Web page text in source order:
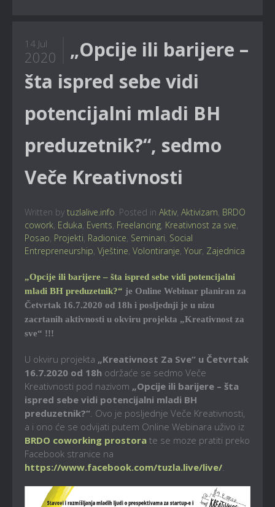
14 Jul
2020
„Opcije ili barijere –
šta ispred sebe vidi
potencijalni mladi BH
preduzetnik?“, sedmo
Veče Kreativnosti
Written by tuzlalive.info. Posted in Aktiv, Aktivizam, BRDO
cowork, Eduka, Events, Freelancing, Kreativnost za sve,
Posao, Projekti, Radionice, Seminari, Social
Entrepreneurship, Vještine, Volontiranje, Your, Zajednica
„Opcije ili barijere – šta ispred sebe vidi potencijalni
mladi BH preduzetnik?“ je Online Webinar planiran za
Četvrtak 16.7.2020 od 18h i posljednji je u nizu
zacrtanih aktivnosti u okviru projekta „Kreativnost za
sve“ !!!
U okviru projekta „Kreativnost Za Sve“ u Četvrtak
16.7.2020 od 18h održaće se sedmo Veče
Kreativnosti pod nazivom „Opcije ili barijere – šta
ispred sebe vidi potencijalni mladi BH
preduzetnik?“. Ovo je posljednje Veče Kreativnosti,
a i ono će se odvijati putem Online Webinara uživo iz
BRDO coworking prostora te se moze pratiti preko
Facebook stranice na
https://www.facebook.com/tuzla.live/live/.